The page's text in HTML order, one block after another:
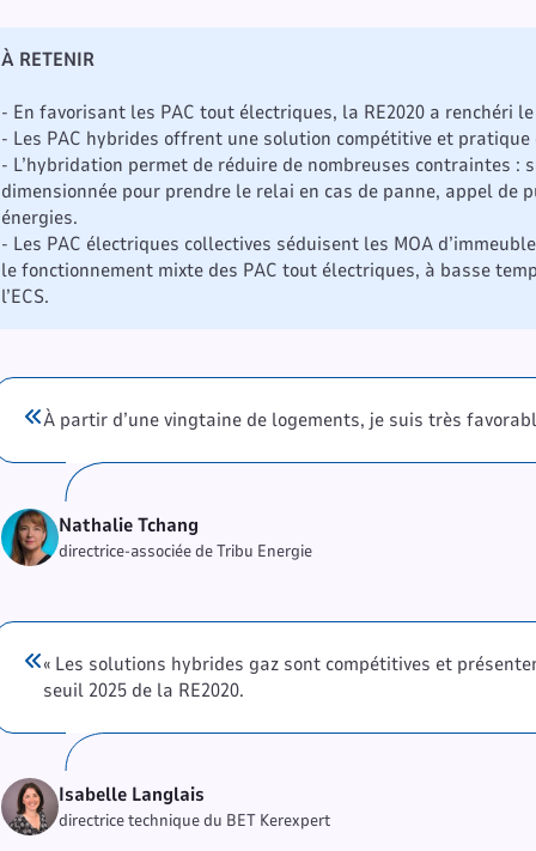
À RETENIR
- En favorisant les PAC tout électriques, la RE2020 a renchéri
- Les PAC hybrides offrent une solution compétitive et
- L’hybridation permet de réduire de nombreuses contraintes
dimensionnée pour prendre le relai en cas de panne, appel
énergies.
- Les PAC électriques collectives séduisent les MOA
le fonctionnement mixte des PAC tout électriques, à basse
l’ECS.
À partir d’une vingtaine de logements, je suis très
Nathalie Tchang
directrice-associée de Tribu Energie
« Les solutions hybrides gaz sont compétitives et
seuil 2025 de la RE2020.
Isabelle Langlais
directrice technique du BET Kerexpert